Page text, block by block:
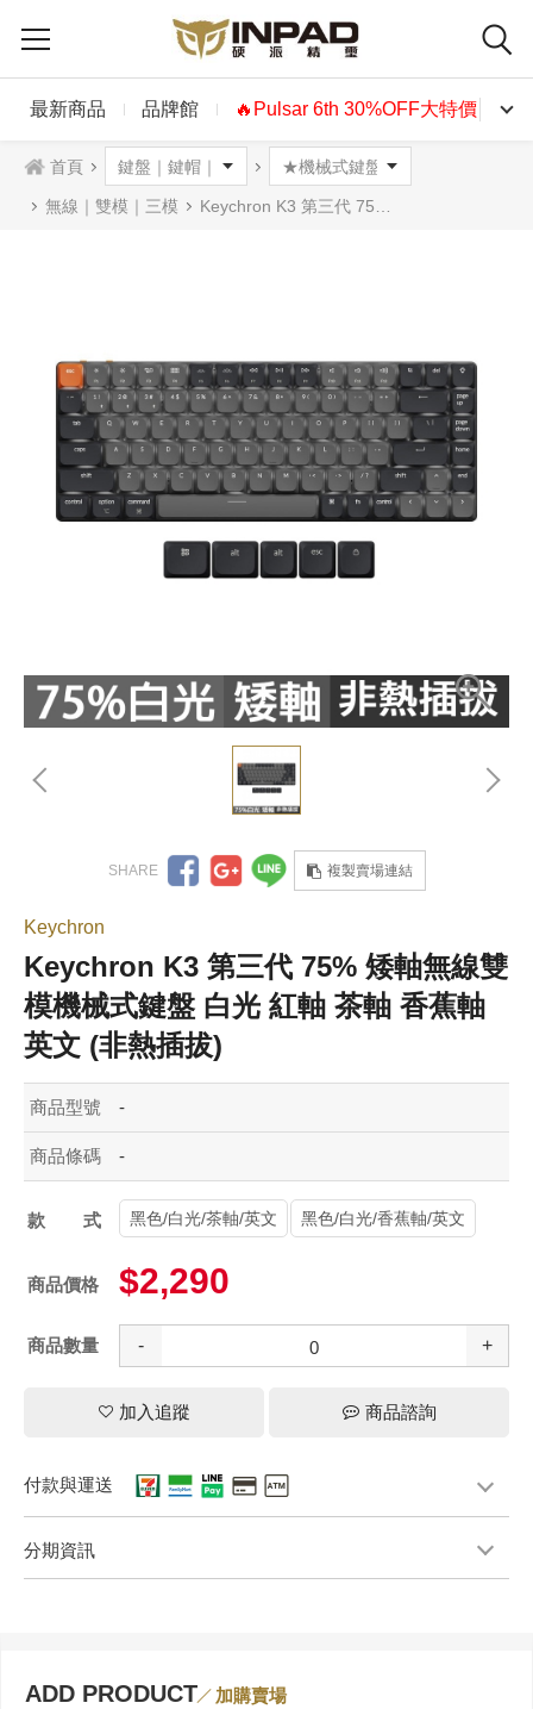
最新商品 品牌館 🔥Pulsar 6th 30%OFF大特價🔥
首頁
無線｜雙模｜三模 Keychron K3 第三代 75% 矮軸無線雙模機械式鍵盤 白光 紅軸 茶軸 香蕉軸 英文 (非熱插拔)
複製賣場連結
Keychron
Keychron K3 第三代 75% 矮軸無線雙
模機械式鍵盤 白光 紅軸 茶軸 香蕉軸
英文 (非熱插拔)
商品型號 -
商品條碼 -
款式黑色/白光/茶軸/英文 黑色/白光/香蕉軸/英文
商品價格 $2,290
商品數量 - +
加入追蹤 商品諮詢
付款與運送
分期資訊
ADD PRODUCT 加購賣場